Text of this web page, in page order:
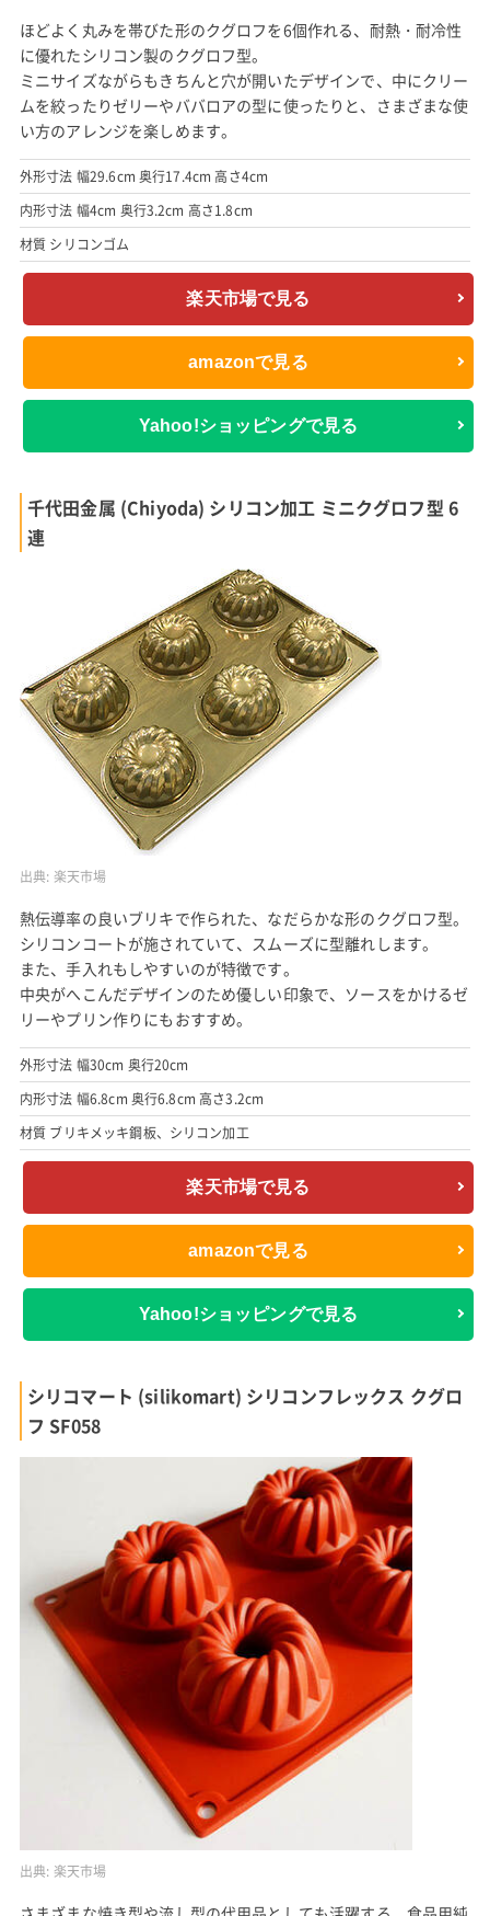
ほどよく丸みを帯びた形のクグロフを6個作れる、耐熱・耐冷性
に優れたシリコン製のクグロフ型。
ミニサイズながらもきちんと穴が開いたデザインで、中にクリー
ムを絞ったりゼリーやババロアの型に使ったりと、さまざまな使
い方のアレンジを楽しめます。
外形寸法 幅29.6cm 奥行17.4cm 高さ4cm
内形寸法 幅4cm 奥行3.2cm 高さ1.8cm
材質 シリコンゴム
楽天市場で見る
amazonで見る
Yahoo!ショッピングで見る
千代田金属 (Chiyoda) シリコン加工 ミニクグロフ型 6
連
出典: 楽天市場
熱伝導率の良いブリキで作られた、なだらかな形のクグロフ型。
シリコンコートが施されていて、スムーズに型離れします。
また、手入れもしやすいのが特徴です。
中央がへこんだデザインのため優しい印象で、ソースをかけるゼ
リーやプリン作りにもおすすめ。
外形寸法 幅30cm 奥行20cm
内形寸法 幅6.8cm 奥行6.8cm 高さ3.2cm
材質 ブリキメッキ鋼板、シリコン加工
楽天市場で見る
amazonで見る
Yahoo!ショッピングで見る
シリコマート (silikomart) シリコンフレックス クグロ
フ SF058
出典: 楽天市場